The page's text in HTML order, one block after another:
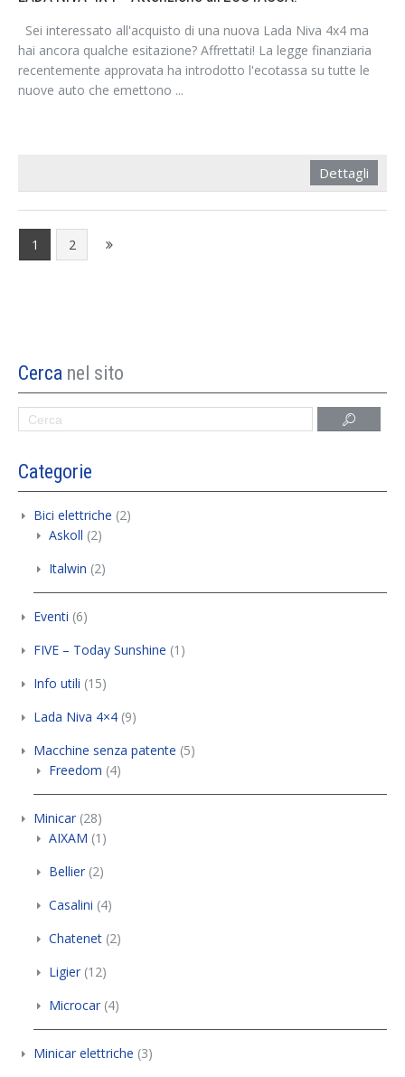
Sei interessato all'acquisto di una nuova Lada Niva 4x4 ma
hai ancora qualche esitazione? Affrettati! La legge finanziaria
recentemente approvata ha introdotto l'ecotassa su tutte le
nuove auto che emettono ...
Dettagli
1 2
Cerca nel sito
Categorie
Bici elettriche (2)
Askoll (2)
Italwin (2)
Eventi (6)
FIVE – Today Sunshine (1)
Info utili (15)
Lada Niva 4×4 (9)
Macchine senza patente (5)
Freedom (4)
Minicar (28)
AIXAM (1)
Bellier (2)
Casalini (4)
Chatenet (2)
Ligier (12)
Microcar (4)
Minicar elettriche (3)